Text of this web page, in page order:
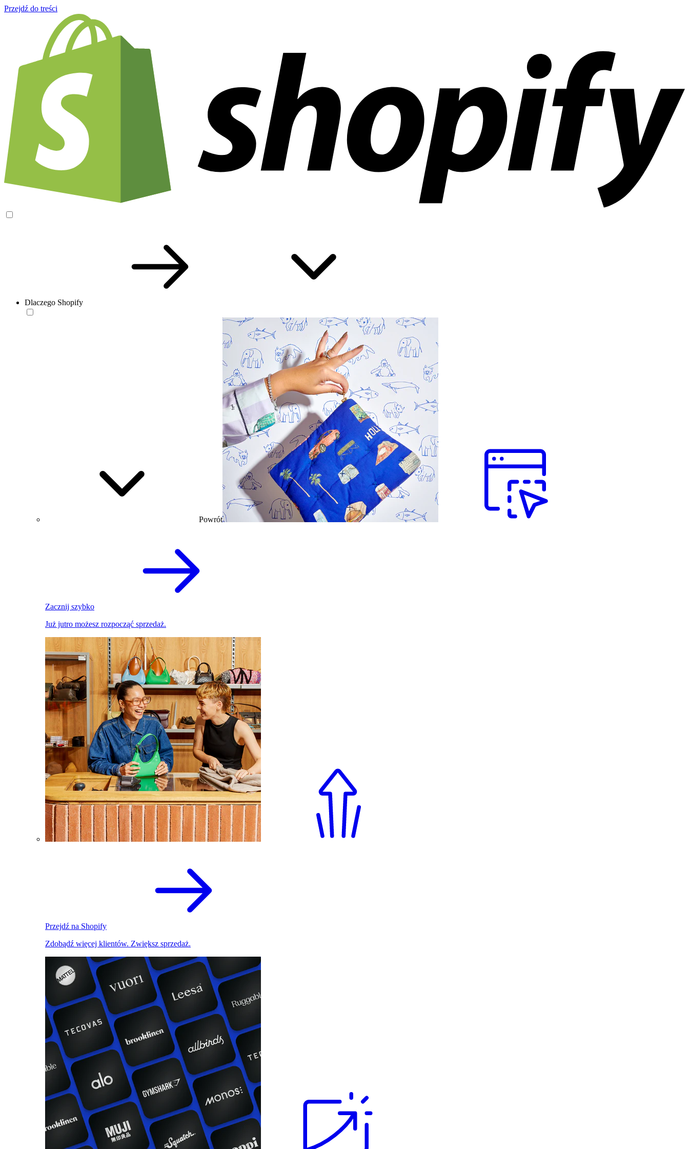
Przejdź do treści
Dlaczego Shopify
Powrót
Zacznij szybko
Już jutro możesz rozpocząć sprzedaż.
Przejdź na Shopify
Zdobądź więcej klientów. Zwiększ sprzedaż.